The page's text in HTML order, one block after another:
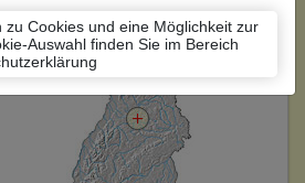
Cookies und eine Möglichkeit zur
Auswahl finden Sie im Bereich
194